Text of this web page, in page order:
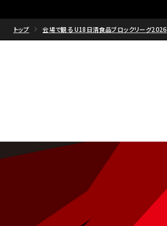
トップ 会場で観る U18日清食品ブロックリーグ2026